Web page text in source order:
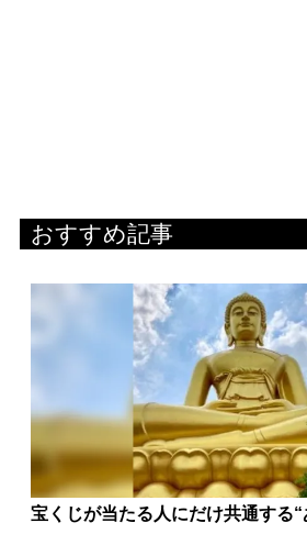
おすすめ記事
宝くじが当たる人にだけ共通する“